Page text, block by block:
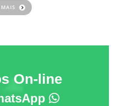
On-line